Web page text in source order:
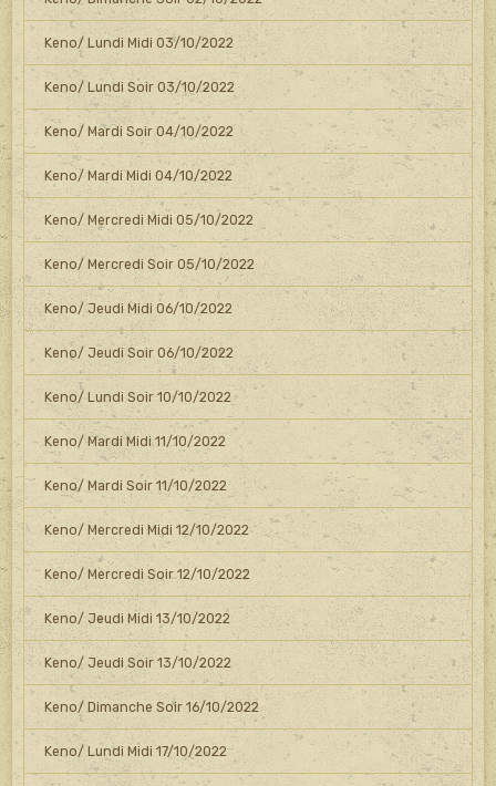
Keno/ Lundi Midi 03/10/2022
Keno/ Lundi Soir 03/10/2022
Keno/ Mardi Soir 04/10/2022
Keno/ Mardi Midi 04/10/2022
Keno/ Mercredi Midi 05/10/2022
Keno/ Mercredi Soir 05/10/2022
Keno/ Jeudi Midi 06/10/2022
Keno/ Jeudi Soir 06/10/2022
Keno/ Lundi Soir 10/10/2022
Keno/ Mardi Midi 11/10/2022
Keno/ Mardi Soir 11/10/2022
Keno/ Mercredi Midi 12/10/2022
Keno/ Mercredi Soir 12/10/2022
Keno/ Jeudi Midi 13/10/2022
Keno/ Jeudi Soir 13/10/2022
Keno/ Dimanche Soir 16/10/2022
Keno/ Lundi Midi 17/10/2022